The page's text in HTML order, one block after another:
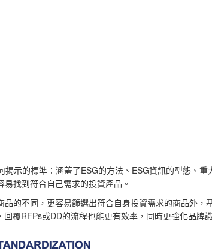
揭示的標準：涵蓋了ESG的方法、 ESG資訊的型態、重
找到符合自己需求的投資產品。
品的不同，更容易篩選出符合自身投資需求的商品外
回覆RFPs或DD的流程也能更有效率，同時更強化品牌